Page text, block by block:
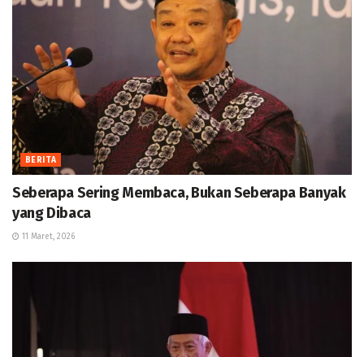
BERITA
Seberapa Sering Membaca, Bukan Seberapa Banyak
yang Dibaca
11 Maret, 2026